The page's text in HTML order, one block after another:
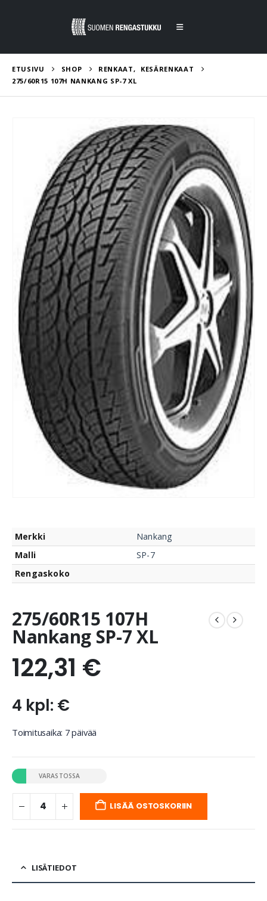
ETUSIVU SHOP RENKAAT,
KESÄRENKAAT
275/60R15 107H NANKANG SP-7 XL
Merkki
Nankang
Malli
SP-7
Rengaskoko
275/60R15 107H
Nankang SP-7 XL
122,31 €
4 kpl: €
Toimitusaika: 7 päivää
VARASTOSSA
LISÄÄ OSTOSKORIIN
LISÄTIEDOT